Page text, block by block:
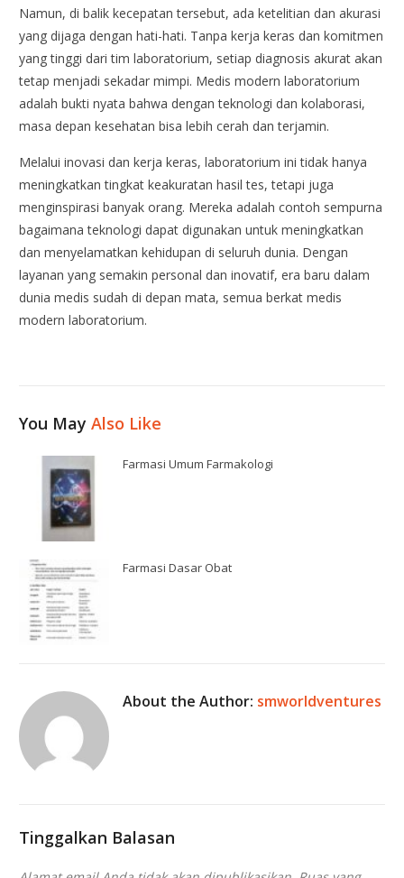
Namun, di balik kecepatan tersebut, ada ketelitian dan akurasi
yang dijaga dengan hati-hati. Tanpa kerja keras dan komitmen
yang tinggi dari tim laboratorium, setiap diagnosis akurat akan
tetap menjadi sekadar mimpi. Medis modern laboratorium
adalah bukti nyata bahwa dengan teknologi dan kolaborasi,
masa depan kesehatan bisa lebih cerah dan terjamin.
Melalui inovasi dan kerja keras, laboratorium ini tidak hanya
meningkatkan tingkat keakuratan hasil tes, tetapi juga
menginspirasi banyak orang. Mereka adalah contoh sempurna
bagaimana teknologi dapat digunakan untuk meningkatkan
dan menyelamatkan kehidupan di seluruh dunia. Dengan
layanan yang semakin personal dan inovatif, era baru dalam
dunia medis sudah di depan mata, semua berkat medis
modern laboratorium.
You MayAlso Like
Farmasi Umum Farmakologi
Farmasi Dasar Obat
About the Author: smworldventures
Tinggalkan Balasan